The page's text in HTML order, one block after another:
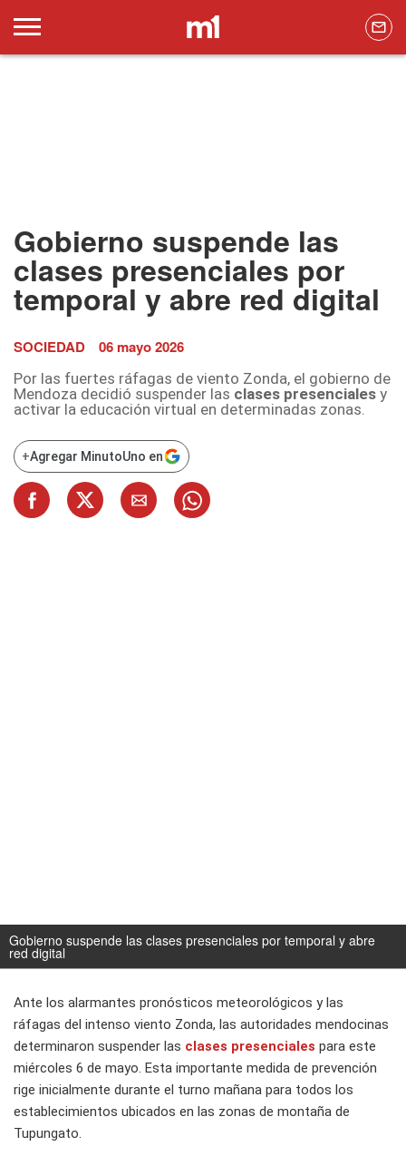
Gobierno suspende las
clases presenciales por
temporal y abre red digital
SOCIEDAD 06 mayo 2026
Por las fuertes ráfagas de viento Zonda, el gobierno de
Mendoza decidió suspender las clases presenciales y
activar la educación virtual en determinadas zonas.
+Agregar MinutoUno en
Gobierno suspende las clases presenciales por temporal y abre
red digital
Ante los alarmantes pronósticos meteorológicos y las
ráfagas del intenso viento Zonda, las autoridades mendocinas
determinaron suspender las clases presenciales para este
miércoles 6 de mayo. Esta importante medida de prevención
rige inicialmente durante el turno mañana para todos los
establecimientos ubicados en las zonas de montaña de
Tupungato.